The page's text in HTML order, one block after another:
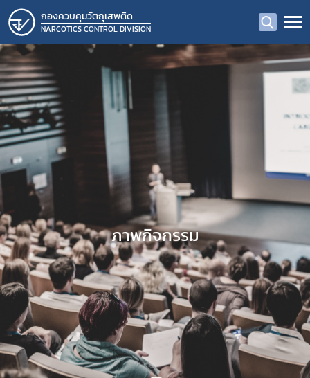
กองควบคุมวัตถุเสพติด
NARCOTICS CONTROL DIVISION
ภาพกิจกรรม